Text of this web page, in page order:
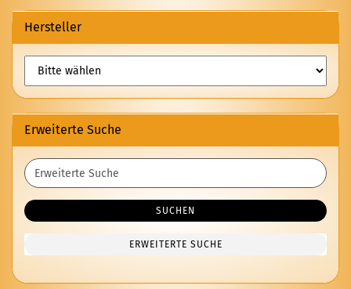
Hersteller
Erweiterte Suche
Erweiterte
Suche
SUCHEN
ERWEITERTE SUCHE